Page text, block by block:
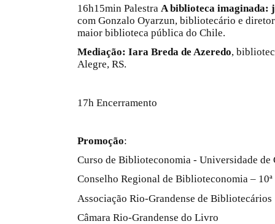
16h15min Palestra A biblioteca imaginada:
com Gonzalo Oyarzun, bibliotecário e
maior biblioteca pública do Chile.
Mediação: Iara Breda de Azeredo,
Alegre, RS.
17h Encerramento
Promoção:
Curso de Biblioteconomia - Universidade de
Conselho Regional de Biblioteconomia – 10ª
Associação Rio-Grandense de Bibliotecários
Câmara Rio-Grandense do Livro